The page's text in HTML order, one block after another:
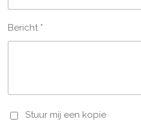
Bericht *
Stuur mij een kopie